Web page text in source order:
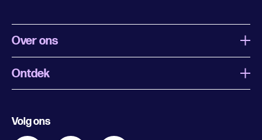
Over ons
Wat is Uitagenda Rotterdam
Contact
Ontdek
Kids
Volg ons